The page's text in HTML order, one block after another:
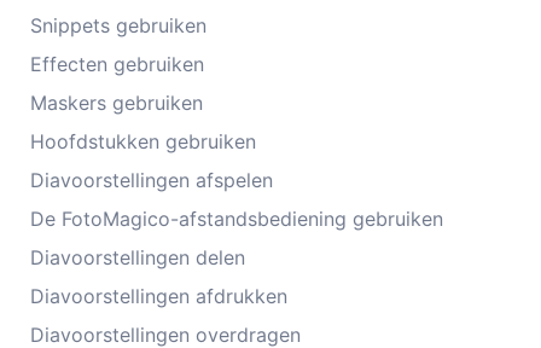
Snippets gebruiken
Effecten gebruiken
Maskers gebruiken
Hoofdstukken gebruiken
Diavoorstellingen afspelen
De FotoMagico-afstandsbediening gebruiken
Diavoorstellingen delen
Diavoorstellingen afdrukken
Diavoorstellingen overdragen